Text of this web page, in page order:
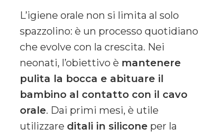
L’igiene orale non si limita al solo
spazzolino: è un processo quotidiano
che evolve con la crescita. Nei
neonati, l’obiettivo è mantenere
pulita la bocca e abituare il
bambino al contatto con il cavo
orale. Dai primi mesi, è utile
utilizzare ditali in silicone per la